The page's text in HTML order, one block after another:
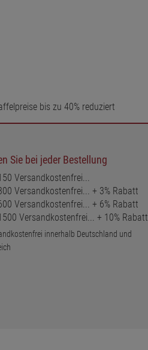
bis zu 40% reduziert
Sie bei jeder Bestellung
Versandkostenfrei...
Versandkostenfrei... + 3% Rabatt
Versandkostenfrei... + 6% Rabatt
Versandkostenfrei... + 10% Rabatt
innerhalb Deutschland und